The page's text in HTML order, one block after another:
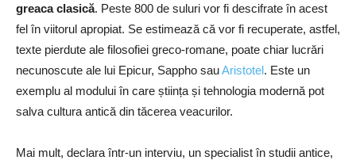
greaca clasică. Peste 800 de suluri vor fi descifrate în acest
fel în viitorul apropiat. Se estimează că vor fi recuperate, astfel,
texte pierdute ale filosofiei greco-romane, poate chiar lucrări
necunoscute ale lui Epicur, Sappho sauAristotel. Este un
exemplu al modului în care știința și tehnologia modernă pot
salva cultura antică din tăcerea veacurilor.
Mai mult, declara într-un interviu, un specialist în studii antice,